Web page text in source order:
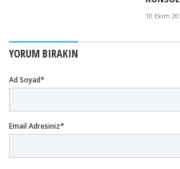
10 Ekim
YORUM BIRAKIN
Ad Soyad*
Email Adresiniz*